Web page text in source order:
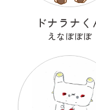
ドナラナく
えなぼぼぼ